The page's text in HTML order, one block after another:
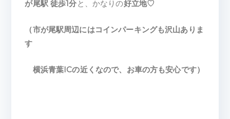
が尾駅 徒歩1分と、かなりの好立地♡
（市が尾駅周辺にはコインパーキングも沢山ありま
す
横浜青葉ICの近くなので、お車の方も安心です）